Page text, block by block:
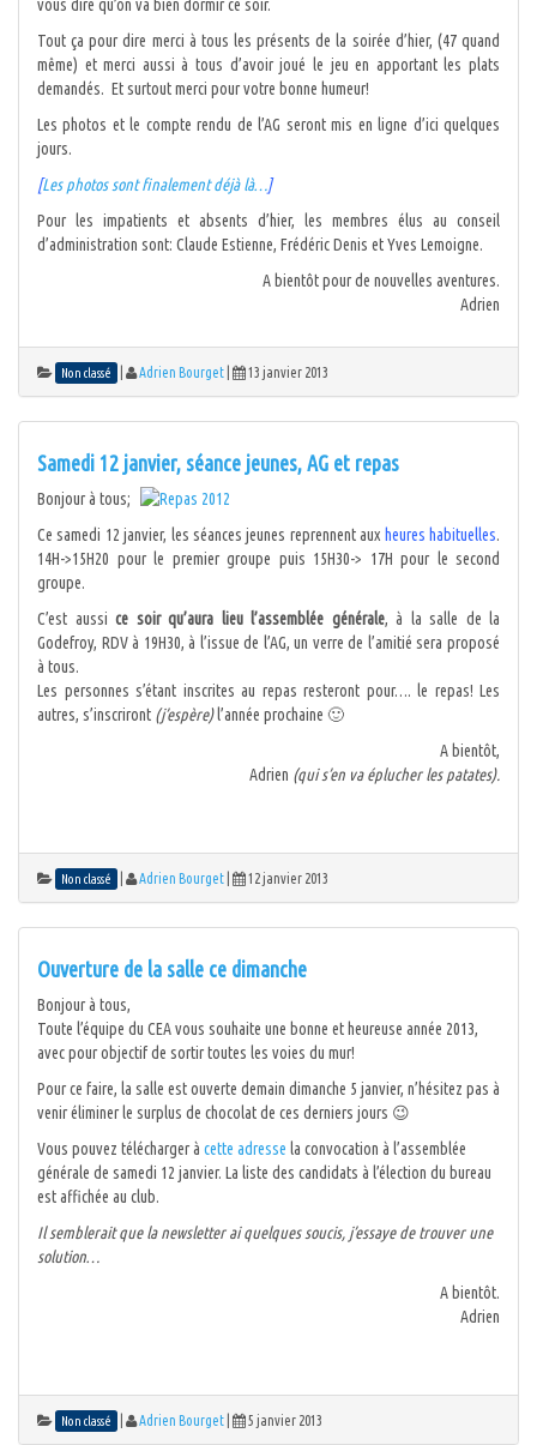
vous dire qu’on va bien dormir ce soir.
Tout ça pour dire merci à tous les présents de la soirée d’hier, (47 quand
même) et merci aussi à tous d’avoir joué le jeu en apportant les plats
demandés. Et surtout merci pour votre bonne humeur!
Les photos et le compte rendu de l’AG seront mis en ligne d’ici quelques
jours.
[Les photos sont finalement déjà là…]
Pour les impatients et absents d’hier, les membres élus au conseil
d’administration sont: Claude Estienne, Frédéric Denis et Yves Lemoigne.
A bientôt pour de nouvelles aventures.
Adrien
Non classé Adrien Bourget 13 janvier 2013
Samedi 12 janvier, séance jeunes, AG et repas
Bonjour à tous;
Ce samedi 12 janvier, les séances jeunes reprennent aux heures habituelles.
14H->15H20 pour le premier groupe puis 15H30-> 17H pour le second
groupe.
C’est aussi ce soir qu’aura lieu l’assemblée générale, à la salle de la
Godefroy, RDV à 19H30, à l’issue de l’AG, un verre de l’amitié sera proposé
à tous.
Les personnes s’étant inscrites au repas resteront pour…. le repas! Les
autres, s’inscriront (j’espère)l’année prochaine 🙂
A bientôt,
Adrien (qui s’en va éplucher les patates).
Non classé Adrien Bourget 12 janvier 2013
Ouverture de la salle ce dimanche
Bonjour à tous,
Toute l’équipe du CEA vous souhaite une bonne et heureuse année 2013,
avec pour objectif de sortir toutes les voies du mur!
Pour ce faire, la salle est ouverte demain dimanche 5 janvier, n’hésitez pas à
venir éliminer le surplus de chocolat de ces derniers jours 😉
Vous pouvez télécharger à cette adresse la convocation à l’assemblée
générale de samedi 12 janvier. La liste des candidats à l’élection du bureau
est affichée au club.
Il semblerait que la newsletter ai quelques soucis, j’essaye de trouver une
solution…
A bientôt.
Adrien
Non classé Adrien Bourget 5 janvier 2013